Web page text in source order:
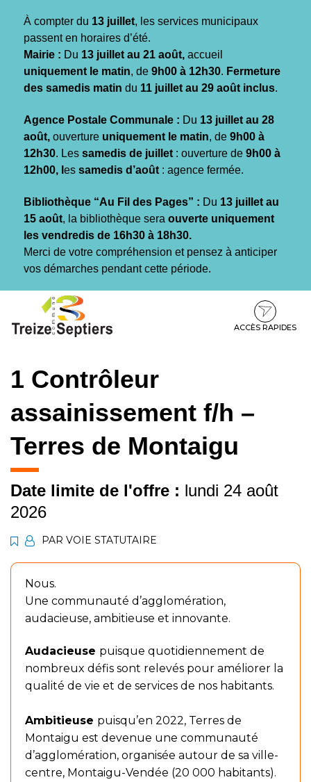
À compter du 13 juillet, les services municipaux
passent en horaires d’été.
Mairie : Du 13 juillet au 21 août, accueil
uniquement le matin, de 9h00 à 12h30. Fermeture
des samedis matin du 11 juillet au 29 août inclus.
Agence Postale Communale : Du 13 juillet au 28
août, ouverture uniquement le matin, de 9h00 à
12h30. Les samedis de juillet : ouverture de 9h00 à
12h00, l es samedis d’août : agence fermée.
Bibliothèque “Au Fil des Pages” : Du 13 juillet au
15 août, la bibliothèque sera ouverte uniquement
les vendredis de 16h30 à 18h30.
Merci de votre compréhension et pensez à anticiper
vos démarches pendant cette période.
contenu
pied
ACCÈS RAPIDES
1 Contrôleur
assainissement f/h –
Terres de Montaigu
Date limite de l'offre : lundi 24 août
2026
PAR VOIE STATUTAIRE
Nous.
Une communauté d’agglomération,
audacieuse, ambitieuse et innovante.
Audacieuse puisque quotidiennement de
nombreux défis sont relevés pour améliorer la
qualité de vie et de services de nos habitants.
Ambitieuse puisqu’en 2022, Terres de
Montaigu est devenue une communauté
d’agglomération, organisée autour de sa ville-
centre, Montaigu-Vendée (20 000 habitants).